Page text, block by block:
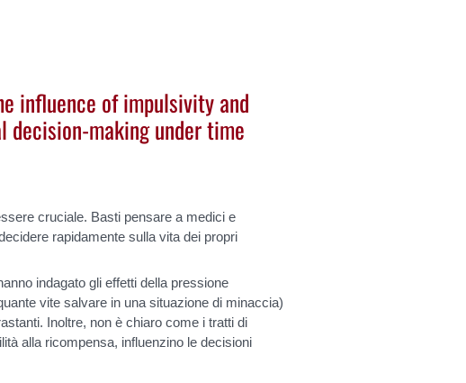
influence of impulsivity and
making under time
cruciale. Basti pensare a medici e
rapidamente sulla vita dei propri
indagato gli effetti della pressione
vite salvare in una situazione di minaccia)
Inoltre, non è chiaro come i tratti di
alla ricompensa, influenzino le decisioni